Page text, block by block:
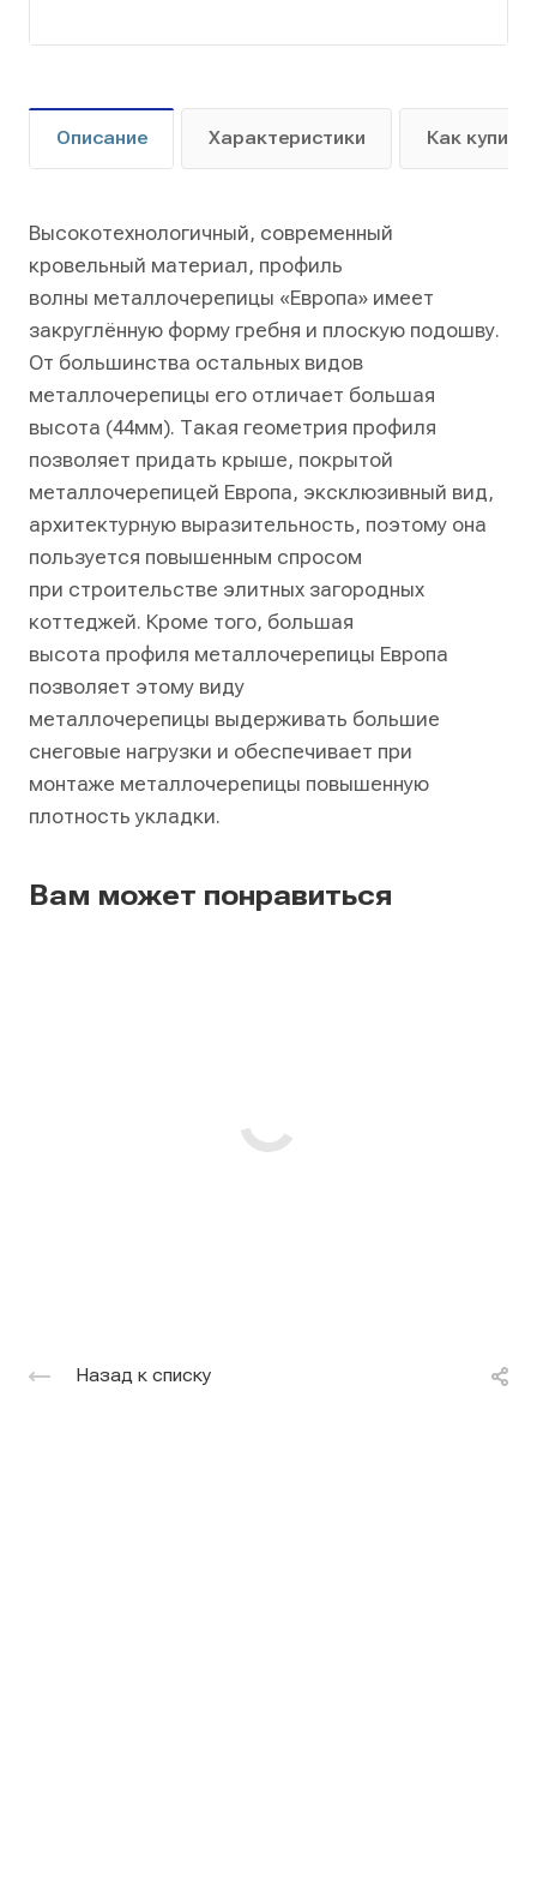
Описание Характеристики Как купить
Высокотехнологичный, современный
кровельный материал, профиль
волны металлочерепицы «Европа» имеет
закруглённую форму гребня и плоскую подошву.
От большинства остальных видов
металлочерепицы его отличает большая
высота (44мм). Такая геометрия профиля
позволяет придать крыше, покрытой
металлочерепицей Европа, эксклюзивный вид,
архитектурную выразительность, поэтому она
пользуется повышенным спросом
при строительстве элитных загородных
коттеджей. Кроме того, большая
высота профиля металлочерепицы Европа
позволяет этому виду
металлочерепицы выдерживать большие
снеговые нагрузки и обеспечивает при
монтаже металлочерепицы повышенную
плотность укладки.
Вам может понравиться
Назад к списку